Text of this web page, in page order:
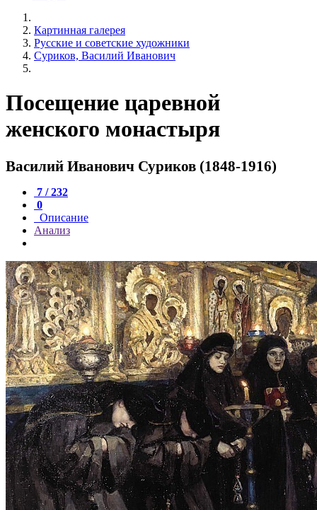
Картинная галерея
Русские и советские художники
Суриков, Василий Иванович
Посещение царевной
женского монастыря
Василий Иванович Суриков (1848-1916)
7 / 232
0
Описание
Анализ